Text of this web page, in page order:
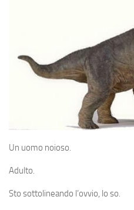
Un uomo noioso.
Adulto.
Sto sottolineando l’ovvio, lo so.